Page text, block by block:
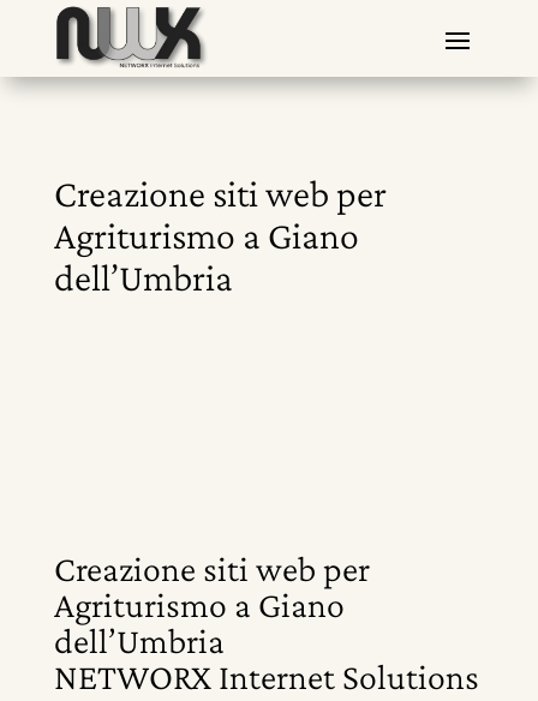
Creazione siti web per
Agriturismo a Giano
dell’Umbria
Creazione siti web per
Agriturismo a Giano
dell’Umbria
NETWORX Internet Solutions